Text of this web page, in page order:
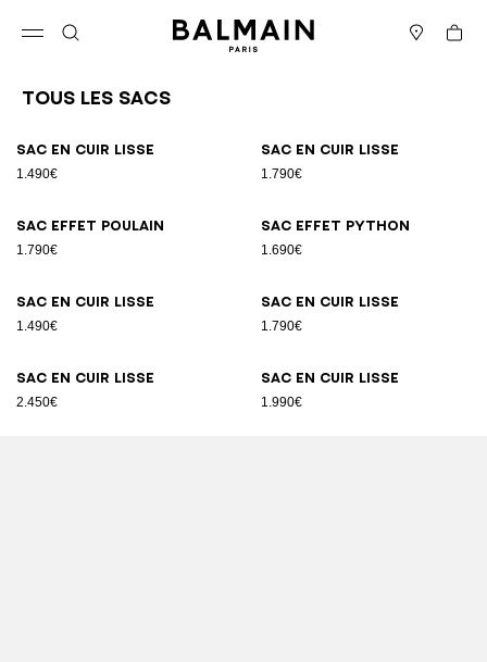
Panier
Tous les Sacs
Sac en cuir lisse
1.490€
Sac en cuir lisse
1.790€
Sac effet poulain
1.790€
Sac effet python
1.690€
Sac en cuir lisse
1.490€
Sac en cuir lisse
1.790€
Sac en cuir lisse
2.450€
Sac en cuir lisse
1.990€